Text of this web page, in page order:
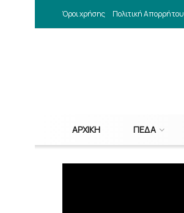
Όροι χρήσης Πολιτική Απορρήτου
ΑΡΧΙΚΉ ΠΕΔΑ